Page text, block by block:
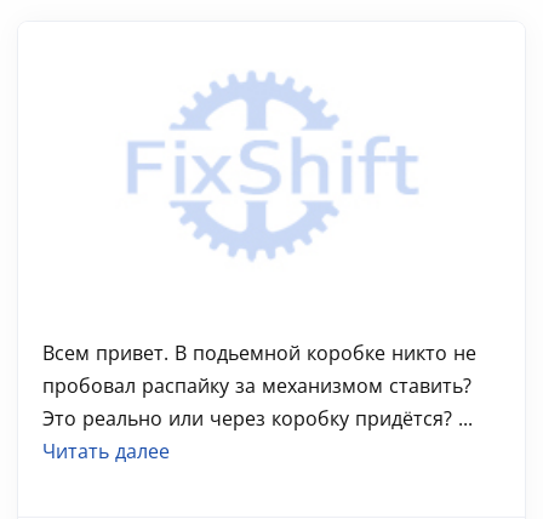
Всем привет. В подьемной коробке никто не
пробовал распайку за механизмом ставить?
Это реально или через коробку придётся? ...
Читать далее